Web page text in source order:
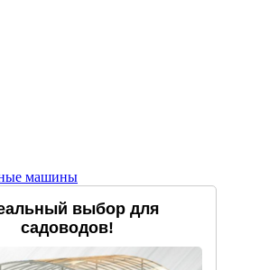
машины
выбор для
садоводов!